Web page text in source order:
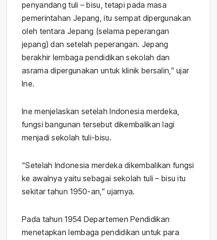
penyandang tuli – bisu, tetapi pada masa
pemerintahan Jepang, itu sempat dipergunakan
oleh tentara Jepang (selama peperangan
jepang) dan setelah peperangan. Jepang
berakhir lembaga pendidikan sekolah dan
asrama dipergunakan untuk klinik bersalin,” ujar
Ine.
Ine menjelaskan setelah Indonesia merdeka,
fungsi bangunan tersebut dikembalikan lagi
menjadi sekolah tuli-bisu.
“Setelah Indonesia merdeka dikembalikan fungsi
ke awalnya yaitu sebagai sekolah tuli – bisu itu
sekitar tahun 1950-an,” ujarnya.
Pada tahun 1954 Departemen Pendidikan
menetapkan lembaga pendidikan untuk para